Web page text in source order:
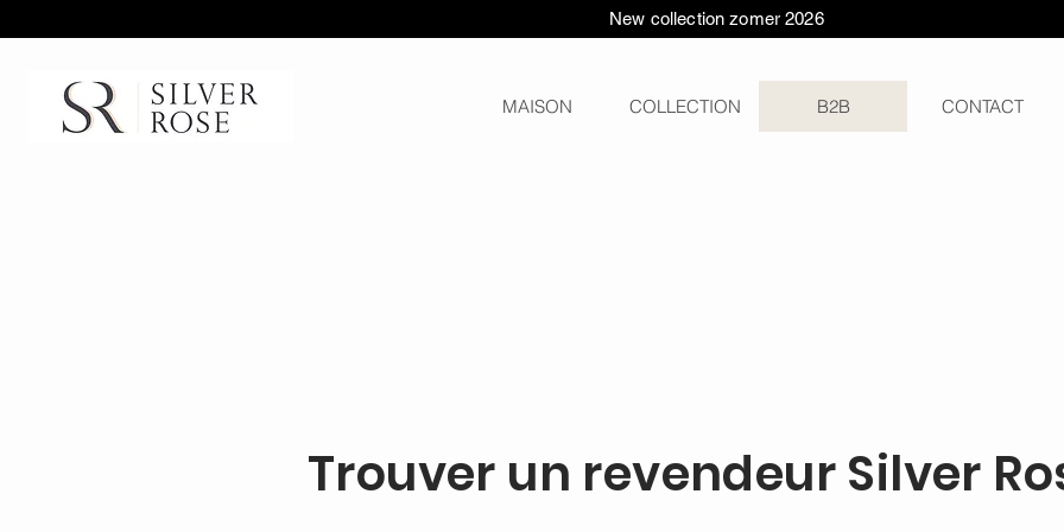
New collection zomer 2026
MAISON COLLECTION B2B CONTACT
Trouver un revendeur Silver